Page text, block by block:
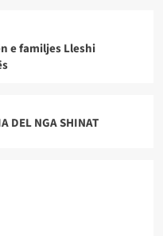
e familjes Lleshi
DEL NGA SHINAT